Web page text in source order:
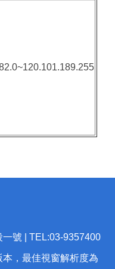
號 | TEL:03-9357400
，最佳視窗解析度為